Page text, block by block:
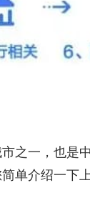
市之一，也
单介绍一下